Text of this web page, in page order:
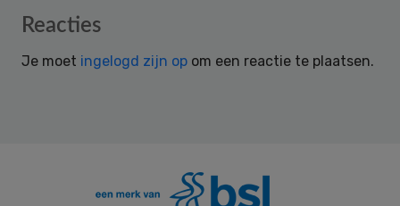
Reader
Reacties
Je moet ingelogd zijn op om een reactie te plaatsen.